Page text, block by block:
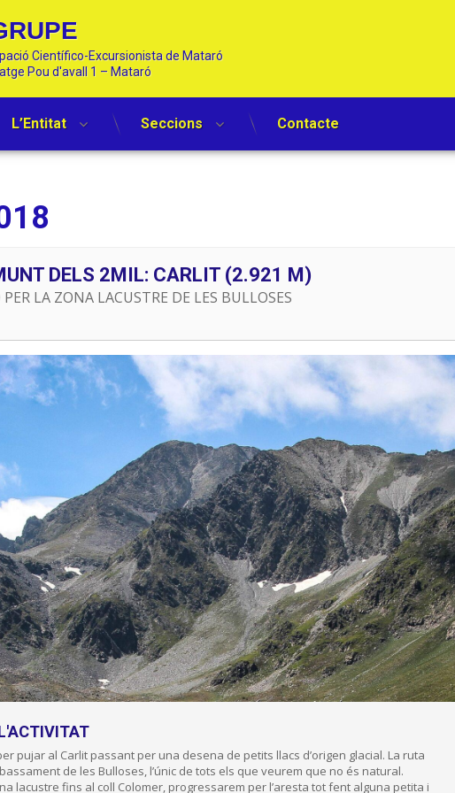
Científico-Excursionista de Mataró
Pou d'avall 1 – Mataró
L’Entitat Seccions Contacte
DELS 2MIL: CARLIT (2.921 M)
PER LA ZONA LACUSTRE DE LES BULLOSES
pujar al Carlit passant per una desena de petits llacs d’origen glacial. La ruta
de les Bulloses, l’únic de tots els que veurem que no és natural.
lacustre fins al coll Colomer, progressarem per l’aresta tot fent alguna petita i